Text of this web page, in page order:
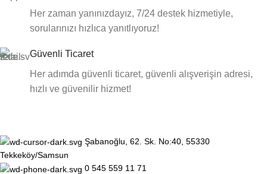
Her zaman yanınızdayız, 7/24 destek hizmetiyle,
sorularınızı hızlıca yanıtlıyoruz!
Güvenli Ticaret
Her adımda güvenli ticaret, güvenli alışverişin adresi,
hızlı ve güvenilir hizmet!
Şabanoğlu, 62. Sk. No:40, 55330
Tekkeköy/Samsun
0 545 559 11 71